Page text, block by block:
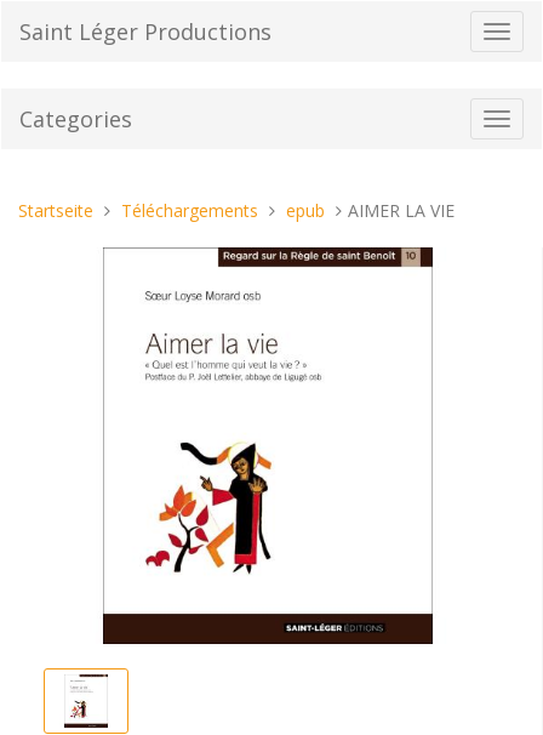
zumSaint Léger Productions
Categories
Sie
Startseite Téléchargements epub AIMER LA VIE